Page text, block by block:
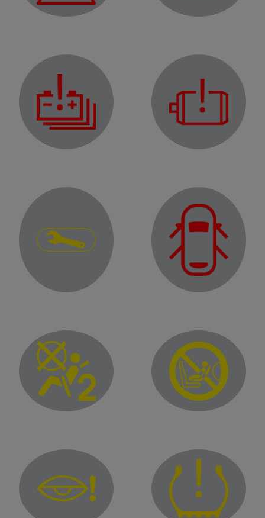
Warning light
Electric motor fault warning light
fault warning light
Door status warning light
Passenger airbag ON
Passenger airbag OFF
"Driver Fatigue" alerts